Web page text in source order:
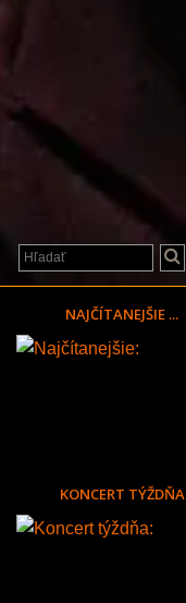
NAJČÍTANEJŠIE ...
KONCERT TÝŽDŇA